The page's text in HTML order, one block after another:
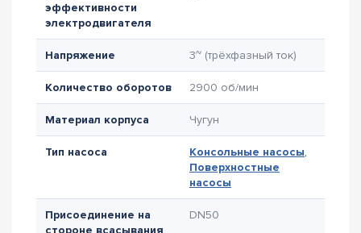
эффективности
электродвигателя
Напряжение 3~ (трёхфазный ток)
Количество оборотов 2900 об/мин
Материал корпуса Чугун
Тип насоса Консольные насосы,
Поверхностные
насосы
Присоединение на
стороне всасывания
DN50